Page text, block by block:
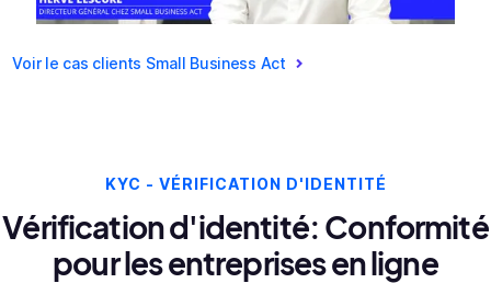
Voir le cas clients Small Business Act
KYC - VÉRIFICATION D'IDENTITÉ
Vérification d'identité: Conformité
pour les entreprises en ligne